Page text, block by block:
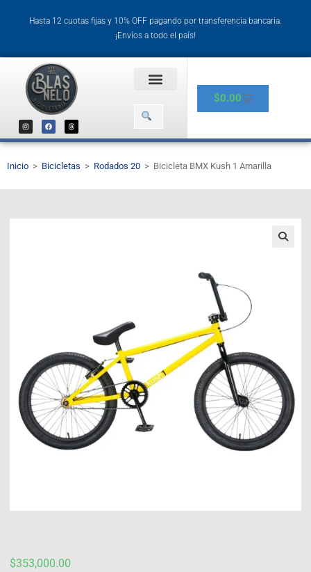
Hasta 12 cuotas fijas y 10% OFF pagando por transferencia bancaria.
¡Envíos a todo el país!
$0.00
Inicio > Bicicletas > Rodados 20 > Bicicleta BMX Kush 1 Amarilla
$353,000.00